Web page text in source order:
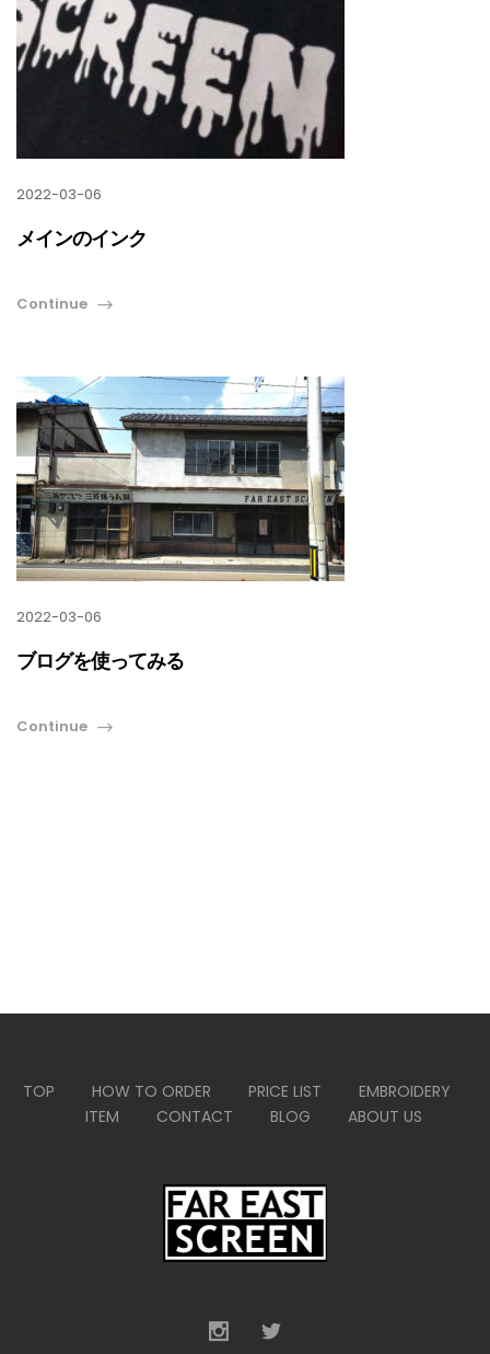
2022-03-06
メインのインク
Continue
2022-03-06
ブログを使ってみる
Continue
TOP HOW TO ORDER PRICE LIST
EMBROIDERY
ITEM
CONTACT BLOG ABOUT US